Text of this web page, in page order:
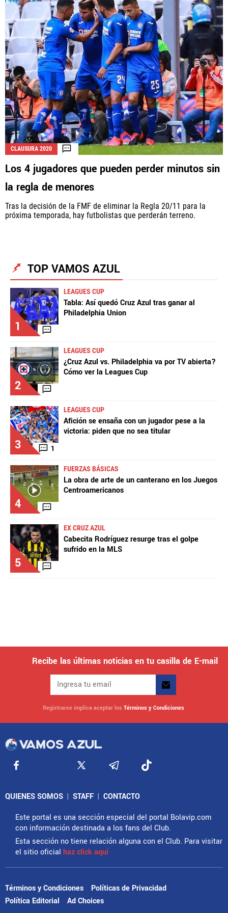
QUIENES SOMOS | STAFF
CONTACTO
Este portal es una sección especial del portal Bolavip.com
con información destinada a los fans del Club.
Esta sección no tiene relación alguna con el Club. Para visitar
el sitio oficialhaz click aquí
Términos y Condiciones
Políticas de Privacidad
Política Editorial
Ad Choices
Vamos Azul, al igual que Futbol Sites, es una
La aceptación de una de las ofertas presentadas en esta página
puede dar lugar a un pago aVamos Azul
cómo y dónde aparecen los operadores de juego en la página y en el
orden en que aparecen, pero no influye en nuestras evaluaciones.
CLAUSURA 2020
Los 4 jugadores que pueden perder minutos sin
la regla de menores
Tras la decisión de la FMF de eliminar la Regla 20/11 para la
próxima temporada, hay futbolistas que perderán terreno.
TOP VAMOS AZUL
1
LEAGUES CUP
Tabla: Así quedó Cruz Azul tras ganar al
Philadelphia Union
2
LEAGUES CUP
¿Cruz Azul vs. Philadelphia va por TV abierta?
Cómo ver la Leagues Cup
3 1
LEAGUES CUP
Afición se ensaña con un jugador pese a la
victoria: piden que no sea titular
4
FUERZAS BÁSICAS
La obra de arte de un canterano en los Juegos
Centroamericanos
5
EX CRUZ AZUL
Cabecita Rodríguez resurge tras el golpe
sufrido en la MLS
Recibe las últimas noticias en tu casilla de E-mail
Registrarse implica aceptar los Términos y Condiciones
QUIENES SOMOS | STAFF | CONTACTO
Este portal es una sección especial del portal Bolavip.com
con información destinada a los fans del Club.
Esta sección no tiene relación alguna con el Club. Para visitar
el sitio oficial haz click aquí
Términos y Condiciones
Políticas de Privacidad
Política Editorial
Ad Choices